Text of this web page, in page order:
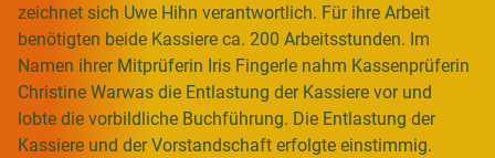
zeichnet sich Uwe Hihn verantwortlich. Für ihre Arbeit
benötigten beide Kassiere ca. 200 Arbeitsstunden. Im
Namen ihrer Mitprüferin Iris Fingerle nahm Kassenprüferin
Christine Warwas die Entlastung der Kassiere vor und
lobte die vorbildliche Buchführung. Die Entlastung der
Kassiere und der Vorstandschaft erfolgte einstimmig.